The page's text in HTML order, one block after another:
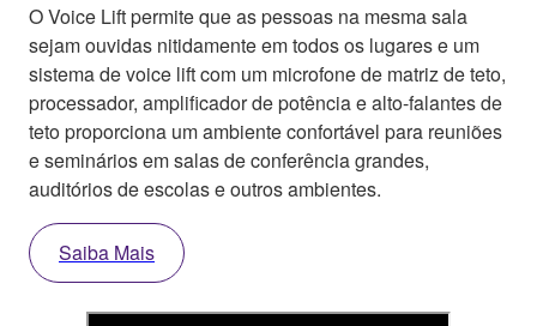
O Voice Lift permite que as pessoas na mesma sala
sejam ouvidas nitidamente em todos os lugares e um
sistema de voice lift com um microfone de matriz de teto,
processador, amplificador de potência e alto-falantes de
teto proporciona um ambiente confortável para reuniões
e seminários em salas de conferência grandes,
auditórios de escolas e outros ambientes.
Saiba Mais